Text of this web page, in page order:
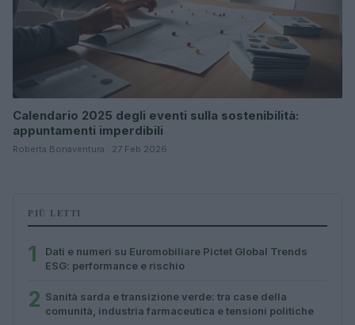
Calendario 2025 degli eventi sulla sostenibilità:
appuntamenti imperdibili
Roberta Bonaventura · 27 Feb 2026
PIÙ LETTI
1
Dati e numeri su Euromobiliare Pictet Global Trends
ESG: performance e rischio
2 Sanità sarda e transizione verde: tra case della
comunità, industria farmaceutica e tensioni politiche